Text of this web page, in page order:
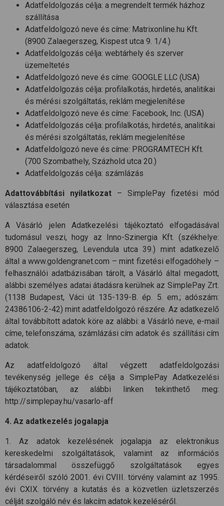
Adatfeldolgozás célja: a megrendelt termék házhoz
szállítása
Adatfeldolgozó neve és címe: Matrixonline.hu Kft.
(8900 Zalaegerszeg, Kispest utca 9. 1/4.)
Adatfeldolgozás célja: webtárhely és szerver
üzemeltetés
Adatfeldolgozó neve és címe: GOOGLE LLC (USA)
Adatfeldolgozás célja: profilalkotás, hirdetés, analitikai
és mérési szolgáltatás, reklám megjelenítése
Adatfeldolgozó neve és címe: Facebook, Inc. (USA)
Adatfeldolgozás célja: profilalkotás, hirdetés, analitikai
és mérési szolgáltatás, reklám megjelenítése
Adatfeldolgozó neve és címe: PROGRAMTECH Kft.
(700 Szombathely, Százhold utca 20.)
Adatfeldolgozás célja: számlázás
Adattovábbítási nyilatkozat – SimplePay fizetési mód
választása esetén
A Vásárló jelen Adatkezelési tájékoztató elfogadásával
tudomásul veszi, hogy az Inno-Szinergia Kft. (székhelye:
8900 Zalaegerszeg, Levendula utca 39.) mint adatkezelő
által a www.goldengranet.com – mint fizetési elfogadóhely –
felhasználói adatbázisában tárolt, a Vásárló által megadott,
alábbi személyes adatai átadásra kerülnek az SimplePay Zrt.
(1138 Budapest, Váci út 135-139-B. ép. 5. em.; adószám:
24386106-2-42) mint adatfeldolgozó részére. Az adatkezelő
által továbbított adatok köre az alábbi: a Vásárló neve, e-mail
címe, telefonszáma, számlázási cím adatok és szállítási cím
adatok.
Az adatfeldolgozó által végzett adatfeldolgozási
tevékenység jellege és célja a SimplePay Adatkezelési
tájékoztatóban, az alábbi linken tekinthető meg:
http://simplepay.hu/vasarlo-aff
4. Az adatkezelés jogalapja
1. Az adatok kezelésének jogalapja az elektronikus
kereskedelmi szolgáltatások, valamint az információs
társadalommal összefüggő szolgáltatások egyes
kérdéseiről szóló 2001. évi CVIII. törvény valamint az 1995.
évi CXIX. törvény a kutatás és a közvetlen üzletszerzés
célját szolgáló név és lakcím adatok kezeléséről.